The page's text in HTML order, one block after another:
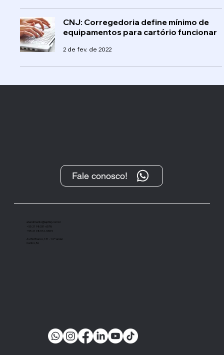
CNJ: Corregedoria define mínimo de
equipamentos para cartório funcionar
2 de fev. de 2022
Fale conosco!
atendimento@ieptbrj.com.br
+55 21 98331-6578
+55 21 98372-3385
Av Rio Branco, 131 - 14º andar
Centro, RJ